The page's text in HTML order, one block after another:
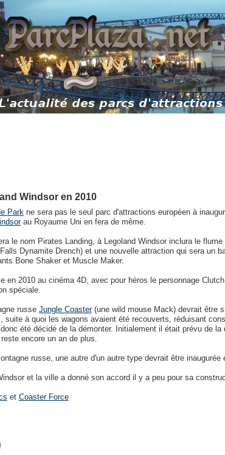
Windsor en 2010
Parkne sera pas le seul parc d'attractions européen à
au Royaume Uni en fera de même.
le nom Pirates Landing, à Legoland Windsor inclura le
Dynamite Drench) et une nouvelle attraction qui sera un
Bone Shaker et Muscle Maker.
en 2010 au cinéma 4D, avec pour héros le personnage
spéciale.
russe Jungle Coaster(une wild mouse Mack) devrait être
à quoi les wagons avaient été recouverts, réduisant
été décidé de la démonter. Initialement il était prévu de la
encore un an de plus.
russe, une autre d'un autre type devrait être inaugurée
et la ville a donné son accord il y a peu pour sa
et Coaster Force